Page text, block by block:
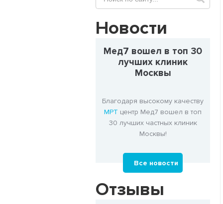
Новости
Мед7 вошел в топ 30
лучших клиник
Москвы
Благодаря высокому качеству
МРТ центр Мед7 вошел в топ
30 лучших частных клиник
Москвы!
Все новости
Отзывы